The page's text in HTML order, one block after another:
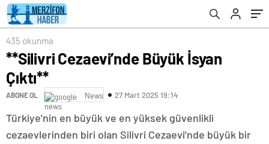
435 okunma
**Silivri Cezaevi’nde Büyük İsyan
Çıktı**
ABONE OL News 27 Mart 2025 19:14
Türkiye'nin en büyük ve en yüksek güvenlikli
cezaevlerinden biri olan Silivri Cezaevi'nde büyük bir